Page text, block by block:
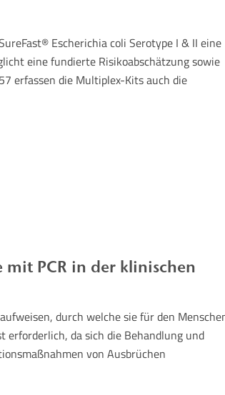
Escherichia coli Serotype I & II eine
eine fundierte Risikoabschätzung sowie
erfassen die Multiplex-Kits auch die
PCR in der klinischen
durch welche sie für den
erforderlich, da sich die Behandlung und
von Ausbrüchen